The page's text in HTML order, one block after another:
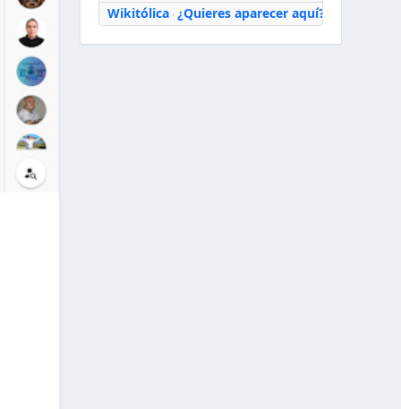
Wikitólica· ¿Quieres aparecer aquí?